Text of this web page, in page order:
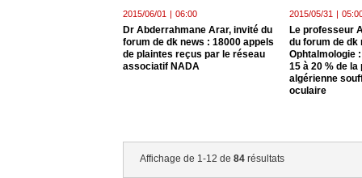
2015/06/01 | 06:00
Dr Abderrahmane Arar, invité du
forum de dk news : 18000 appels
de plaintes reçus par le réseau
associatif NADA
2015/05/31 |
Le professeur
du forum de dk
Ophtalmologie
15 à 20 % de la
algérienne
oculaire
Affichage de 1-12 de 84 résultats